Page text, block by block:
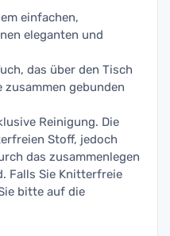
einfachen,
eleganten und
das über den Tisch
gebunden
Reinigung. Die
Stoff, jedoch
das zusammenlegen
Falls Sie Knitterfreie
bitte auf die